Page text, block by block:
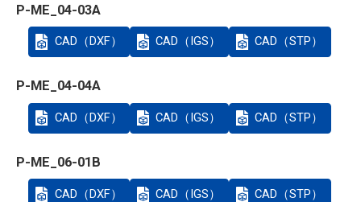
P-ME_04-03A
CAD（DXF） CAD（IGS） CAD（STP）
P-ME_04-04A
CAD（DXF） CAD（IGS） CAD（STP）
P-ME_06-01B
CAD（DXF） CAD（IGS） CAD（STP）